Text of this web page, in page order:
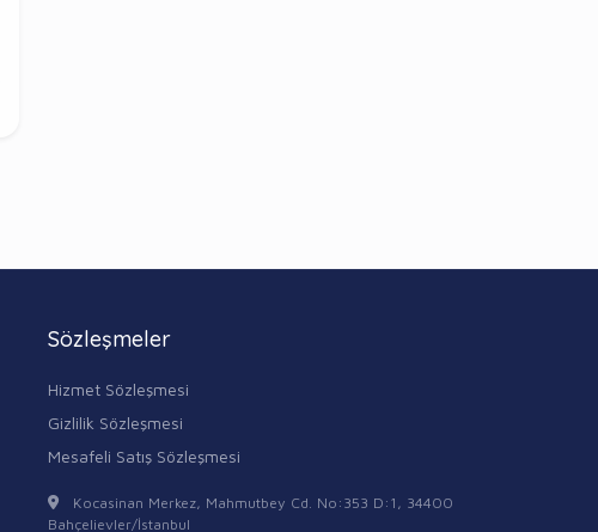
Sözleşmeler
Hizmet Sözleşmesi
Gizlilik Sözleşmesi
Mesafeli Satış Sözleşmesi
Kocasinan Merkez, Mahmutbey Cd. No:353 D:1, 34400
Bahçelievler/İstanbul